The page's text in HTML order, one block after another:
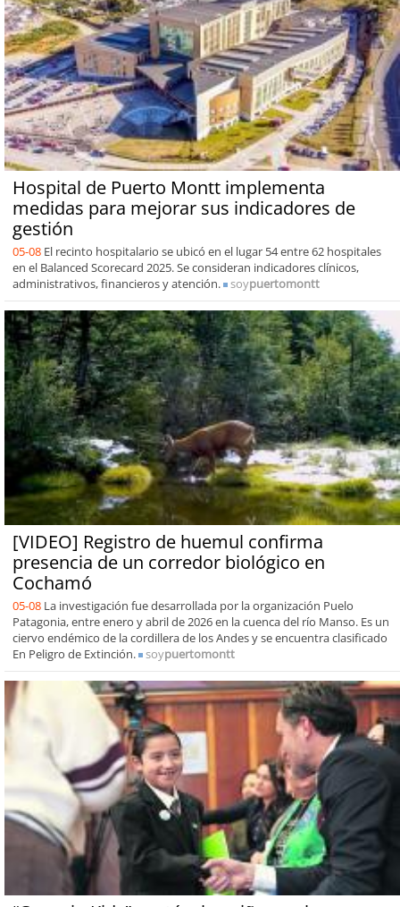
Hospital de Puerto Montt implementa
medidas para mejorar sus indicadores de
gestión
05-08 El recinto hospitalario se ubicó en el lugar 54 entre 62 hospitales
en el Balanced Scorecard 2025. Se consideran indicadores clínicos,
administrativos, financieros y atención.
soypuertomontt
[VIDEO] Registro de huemul confirma
presencia de un corredor biológico en
Cochamó
05-08 La investigación fue desarrollada por la organización Puelo
Patagonia, entre enero y abril de 2026 en la cuenca del río Manso. Es un
ciervo endémico de la cordillera de los Andes y se encuentra clasificado
En Peligro de Extinción.
soypuertomontt